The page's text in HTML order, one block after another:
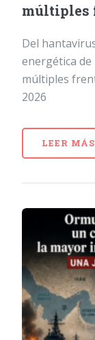
múltiples
Del
energética de
múltiples
2026
LEER MÁS